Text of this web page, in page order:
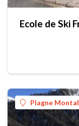
Ecole de Ski
Plagne